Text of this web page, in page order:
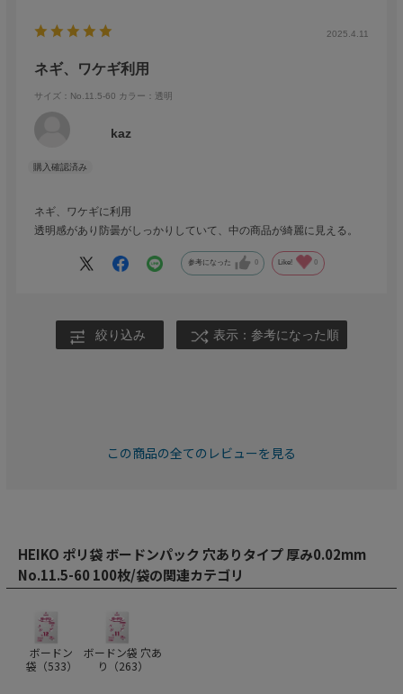
2025.4.11
ネギ、ワケギ利用
サイズ：No.11.5-60 カラー：透明
kaz
ネギ、ワケギに利用
透明感があり防曇がしっかりしていて、中の商品が綺麗に見える。
参考になった 0 Like! 0
絞り込み 表示：参考になった順
この商品の全てのレビューを見る
HEIKO ポリ袋 ボードンパック 穴ありタイプ 厚み0.02mm
No.11.5-60 100枚/袋の関連カテゴリ
ボードン
袋（533）
ボードン袋 穴あ
り（263）